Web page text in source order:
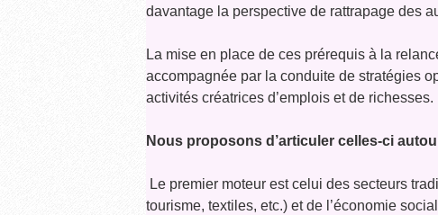
davantage la perspective de rattrapage des
La mise en place de ces prérequis à la
accompagnée par la conduite de stratégies
activités créatrices d’emplois et de richesses.
Nous proposons d’articuler celles-ci
 Le premier moteur est celui des secteurs
tourisme, textiles, etc.) et de l’économie